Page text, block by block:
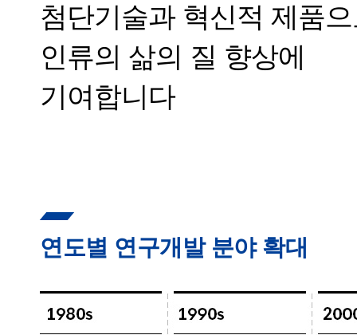
첨단기술과 혁신적 제품
인류의 삶의 질 향상에
기여합니다
연도별 연구개발 분야 확대